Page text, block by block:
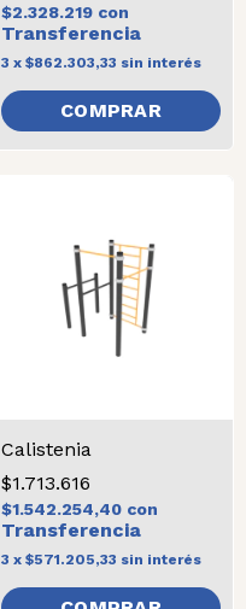
$2.328.219 con
3 x $862.303,33 sin interés
Calistenia
$1.713.616
$1.542.254,40 con
3 x $571.205,33 sin interés